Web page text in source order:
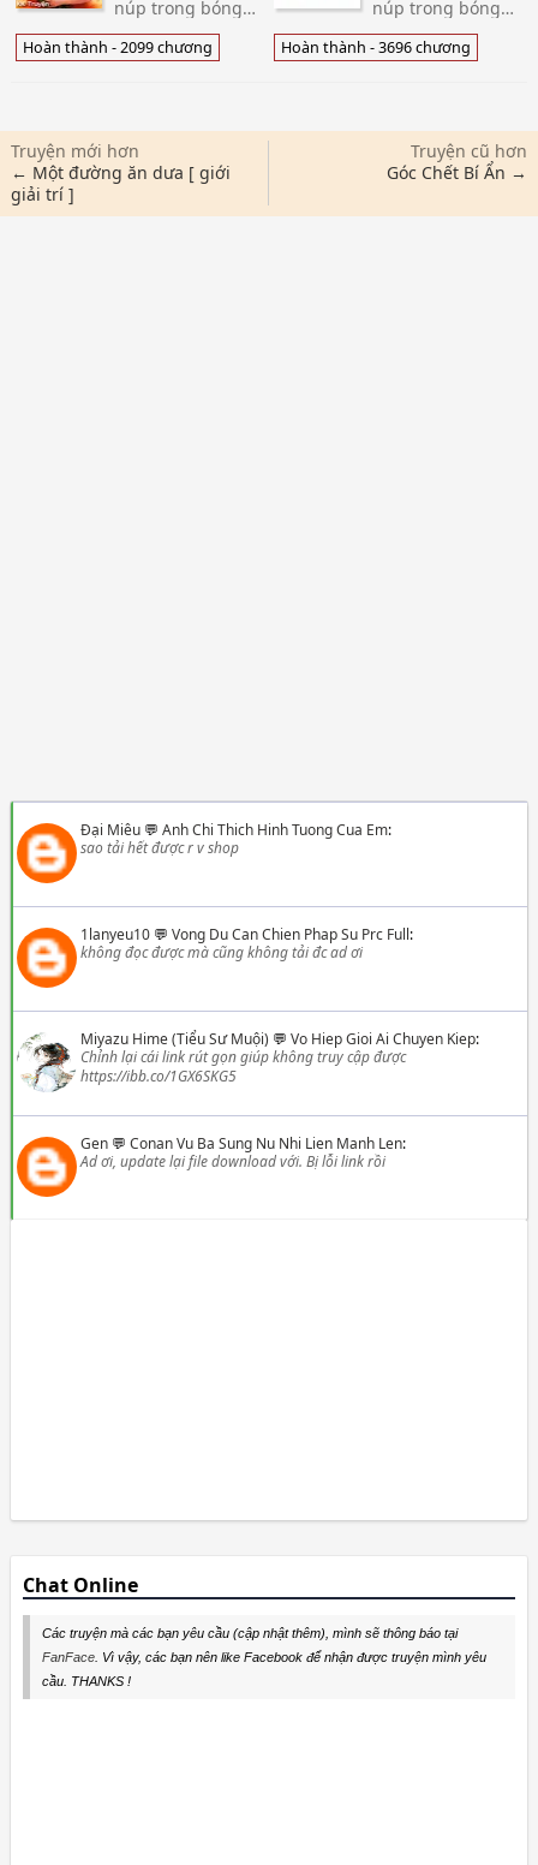
núp trong bóng
hiện trưởng làng
cùng hộ tịch nữ
tánh mạng của h
Hoàn thành - 2099 chương
núp trong bóng
hiện trưởng làng
cùng hộ tịch nữ
tánh mạng của h
Hoàn thành - 3696 chương
Truyện mới hơn
← Một đường ăn dưa [ giới
giải trí ]
Truyện cũ hơn
Góc Chết Bí Ẩn →
Đại Miêu💬 Anh Chi Thich Hinh Tuong Cua Em:
sao tải hết được r v shop
1lanyeu10💬 Vong Du Can Chien Phap Su Prc Full:
không đọc được mà cũng không tải đc ad ơi
Miyazu Hime (Tiểu Sư Muội) 💬 Vo Hiep Gioi Ai Chuyen Kiep:
Chỉnh lại cái link rút gọn giúp không truy cập được
https://ibb.co/1GX6SKG5
Gen💬 Conan Vu Ba Sung Nu Nhi Lien Manh Len:
Ad ơi, update lại file download với. Bị lỗi link rồi
Chat Online
Các truyện mà các bạn yêu cầu (cập nhật thêm), mình sẽ thông báo tại
FanFace. Vì vậy, các bạn nên like Facebook để nhận được truyện mình yêu
cầu. THANKS !